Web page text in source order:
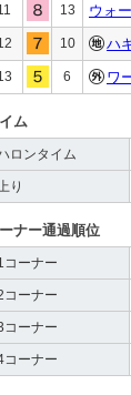
13 ウォ
10 ハ
6 ワ
ム
ロンタイム
り
ナー通過順位
コーナー
コーナー
コーナー
コーナー